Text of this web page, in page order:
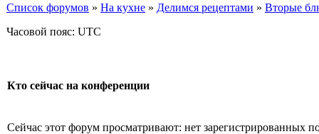
Список форумов » На кухне » Делимся рецептами » Вторые
Часовой пояс: UTC
Кто сейчас на конференции
Сейчас этот форум просматривают: нет зарегистрированных